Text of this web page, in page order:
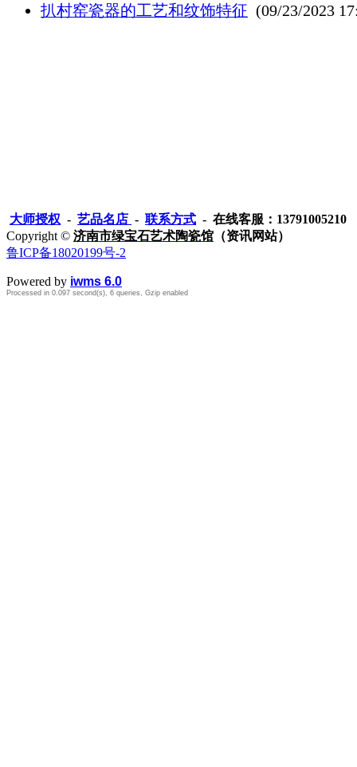
扒村窑瓷器的工艺和纹饰特征 (09/23/2023
大师授权 - 艺品名店 - 联系方式 - 在线客服：13791005210
Copyright © 济南市绿宝石艺术陶瓷馆 （资讯网站）
鲁ICP备18020199号-2
Powered by iwms 6.0
Processed in 0.097 second(s), 6 queries, Gzip enabled